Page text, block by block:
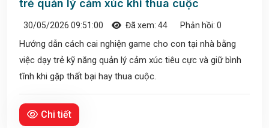
trẻ quản lý cảm xúc khi thua cuộc
30/05/2026 09:51:00 Đã xem: 44 Phản hồi: 0
Hướng dẫn cách cai nghiện game cho con tại nhà bằng
việc dạy trẻ kỹ năng quản lý cảm xúc tiêu cực và giữ bình
tĩnh khi gặp thất bại hay thua cuộc.
Chi tiết